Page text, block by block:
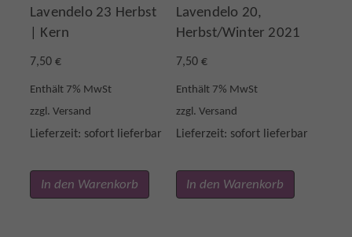
Lavendelo 23 Herbst
| Kern
7,50 €
Enthält 7% MwSt
zzgl. Versand
Lieferzeit: sofort lieferbar
In den Warenkorb
Lavendelo 20,
Herbst/Winter 2021
7,50 €
Enthält 7% MwSt
zzgl. Versand
Lieferzeit: sofort lieferbar
In den Warenkorb